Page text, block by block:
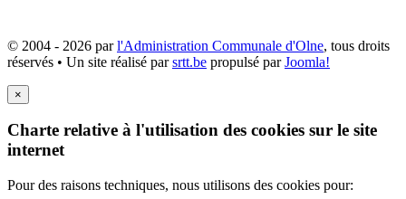
© 2004 - 2026 parl'Administration Communale d'Olne, tous droits
réservés • Un site réalisé parsrtt.be propulsé parJoomla!
×
Charte relative à l'utilisation des cookies sur le site
internet
Pour des raisons techniques, nous utilisons des cookies pour: